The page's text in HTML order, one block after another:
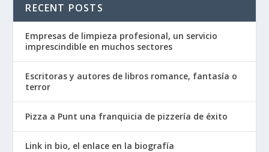
RECENT POSTS
Empresas de limpieza profesional, un servicio
imprescindible en muchos sectores
Escritoras y autores de libros romance, fantasía o
terror
Pizza a Punt una franquicia de pizzería de éxito
Link in bio, el enlace en la biografía